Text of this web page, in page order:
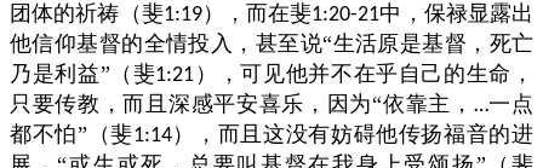
团体的祈祷（斐1:19），而在斐1:20-21中，保禄显露出
他信仰基督的全情投入，甚至说“生活原是基督，死亡
乃是利益”（斐1:21 ），可见他并不在乎自己的生命，
只要传教，而且深感平安喜乐，因为“依靠主， …一点
都不怕”（斐1:14），而且这没有妨碍他传扬福音的进